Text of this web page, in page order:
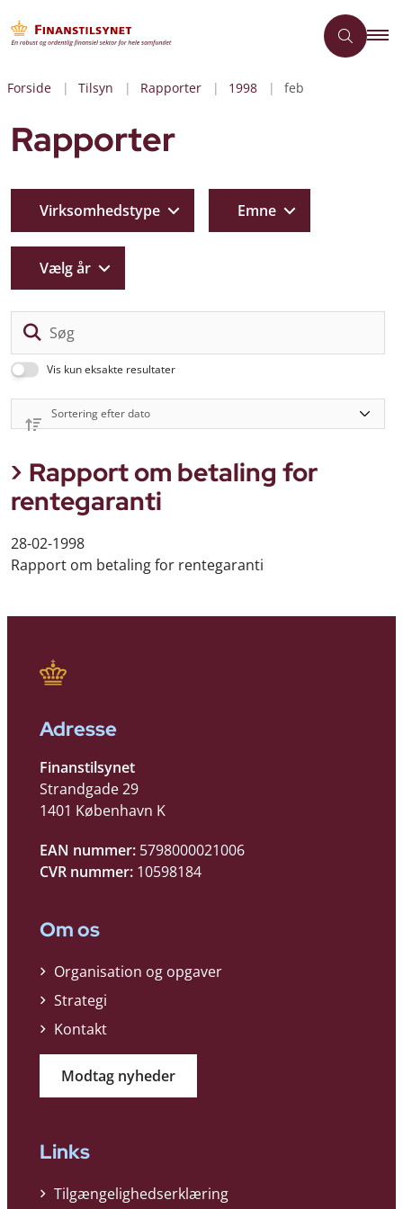
Forside Tilsyn Rapporter 1998 feb
Rapporter
Vis kun eksakte resultater
Virksomhedstype Emne
Vælg år
Rapport om betaling for
rentegaranti
28-02-1998
Rapport om betaling for rentegaranti
Adresse
Finanstilsynet
Strandgade 29
1401 København K
EAN nummer: 5798000021006
CVR nummer: 10598184
Om os
Organisation og opgaver
Strategi
Kontakt
Modtag nyheder
Links
Tilgængelighedserklæring